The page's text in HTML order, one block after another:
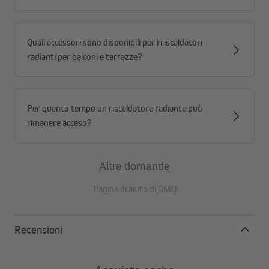
Riscaldatore JAROLIFT | Riscaldatore a infrarossi alogeno,
Quali accessori sono disponibili per i riscaldatori
radianti per balconi e terrazze?
Per quanto tempo un riscaldatore radiante può
rimanere acceso?
Altre domande
Pagina di aiuto di OMQ
Recensioni